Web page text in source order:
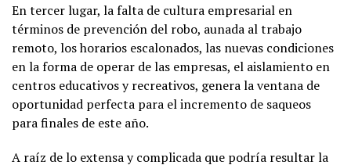
En tercer lugar, la falta de cultura empresarial en
términos de prevención del robo, aunada al trabajo
remoto, los horarios escalonados, las nuevas condiciones
en la forma de operar de las empresas, el aislamiento en
centros educativos y recreativos, genera la ventana de
oportunidad perfecta para el incremento de saqueos
para finales de este año.
A raíz de lo extensa y complicada que podría resultar la